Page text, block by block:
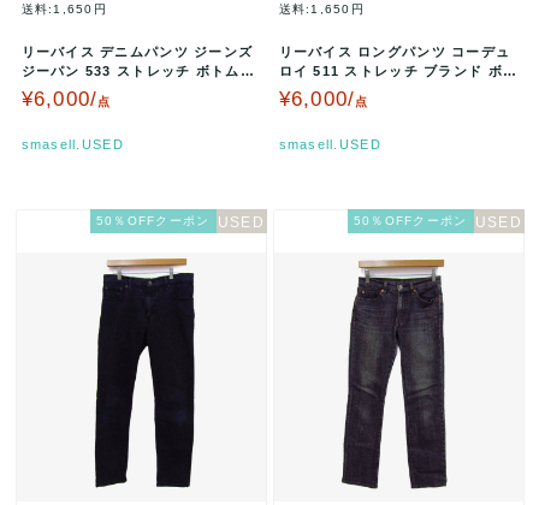
送料:1,650円
リーバイス デニムパンツ ジーンズ
ジーパン 533 ストレッチ ボトムス
黒 メンズ 32サイズ …
¥6,000/点
smasell.USED
送料:1,650円
リーバイス ロングパンツ コーデュ
ロイ 511 ストレッチ ブランド ボト
ムス メンズ W29 L3…
¥6,000/点
smasell.USED
50％OFFクーポン 50％OFFクーポン